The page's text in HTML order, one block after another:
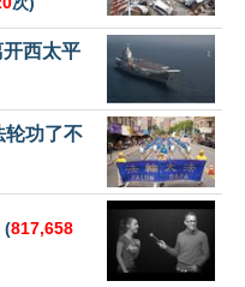
西太平
轮功了不
(817,658